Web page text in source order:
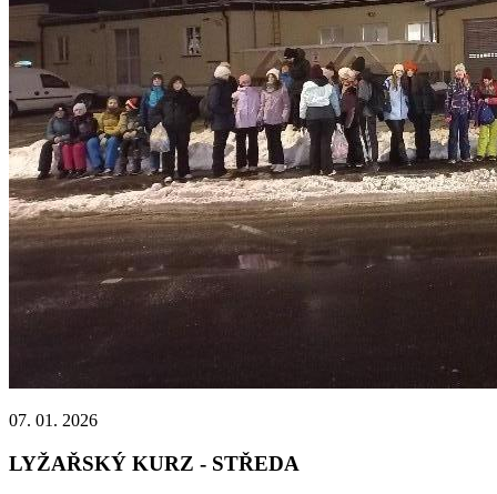
07. 01. 2026
LYŽAŘSKÝ KURZ - STŘEDA